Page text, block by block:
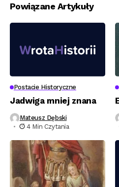
Powiązane Artykuły
Postacie Historyczne
Jadwiga mniej znana
Mateusz Dębski
4 Min Czytania